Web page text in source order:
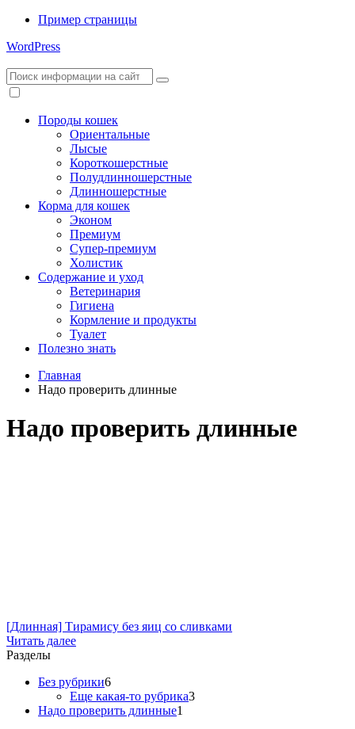
Пример страницы
WordPress
Породы кошек
Ориентальные
Лысые
Короткошерстные
Полудлинношерстные
Длинношерстные
Корма для кошек
Эконом
Премиум
Супер-премиум
Холистик
Содержание и уход
Ветеринария
Гигиена
Кормление и продукты
Туалет
Полезно знать
Главная
Надо проверить длинные
Надо проверить длинные
[Длинная] Тирамису без яиц со сливками
Читать далее
Разделы
Без рубрики6
Еще какая-то рубрика3
Надо проверить длинные1